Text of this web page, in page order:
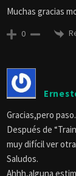
Muchas gracias
0
Gracias,pero paso.
Después de
muy difícil ver
Saludos.
Ahhh,alguna